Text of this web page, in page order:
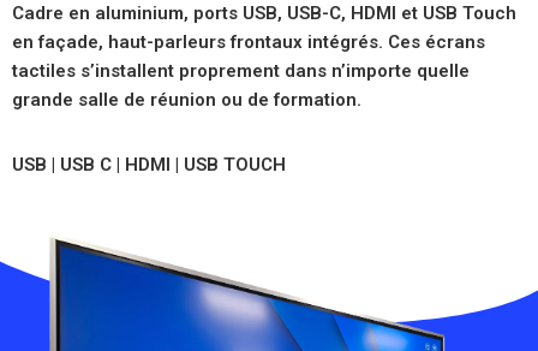
Cadre en aluminium, ports USB, USB-C, HDMI et USB Touch
en façade, haut-parleurs frontaux intégrés. Ces écrans
tactiles s’installent proprement dans n’importe quelle
grande salle de réunion ou de formation.
USB | USB C | HDMI | USB TOUCH